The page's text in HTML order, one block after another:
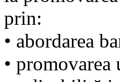
prin:
• abordarea
•